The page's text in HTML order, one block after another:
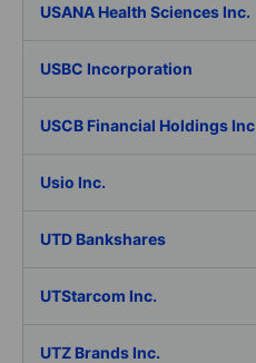
USANA Health Sciences Inc.
USBC Incorporation
USCB Financial Holdings Inc
Usio Inc.
UTD Bankshares
UTStarcom Inc.
UTZ Brands Inc.